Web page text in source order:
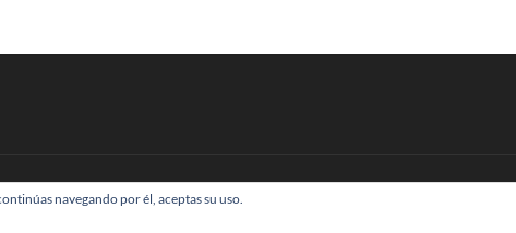
Theme Freesia|WordPress| © Todos los derechos reservados
navegando por él, aceptas su uso.